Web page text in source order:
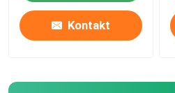
Kontakt